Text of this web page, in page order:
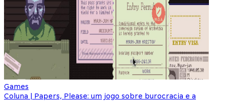
Games
Coluna | Papers, Please: um jogo sobre burocracia e a